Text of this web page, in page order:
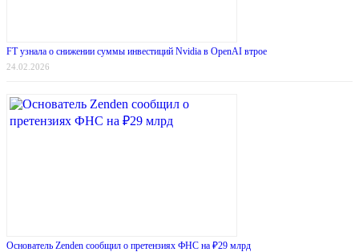
FT узнала о снижении суммы инвестиций Nvidia в OpenAI втрое
24.02.2026
Основатель Zenden сообщил о претензиях ФНС на ₽29 млрд